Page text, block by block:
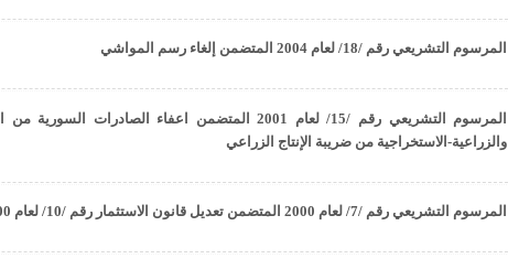
المرسوم التشريعي رقم /18/ لعام 2004 المتضمن إلغاء رسم المواشي
المرسوم التشريعي رقم /15/ لعام 2001 المتضمن اعفاء
والزراعية-الاستخراجية من ضريبة الإنتاج الزراعي
المرسوم التشريعي رقم /7/ لعام 2000 المتضمن تعديل قانون الاستثمار رقم /10/ لعام 2000